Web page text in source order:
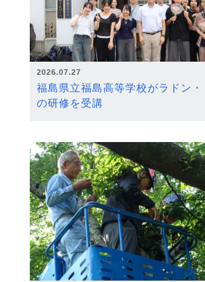
2026.07.27
福島県立福島高等学校がラドン・
の研修を受講